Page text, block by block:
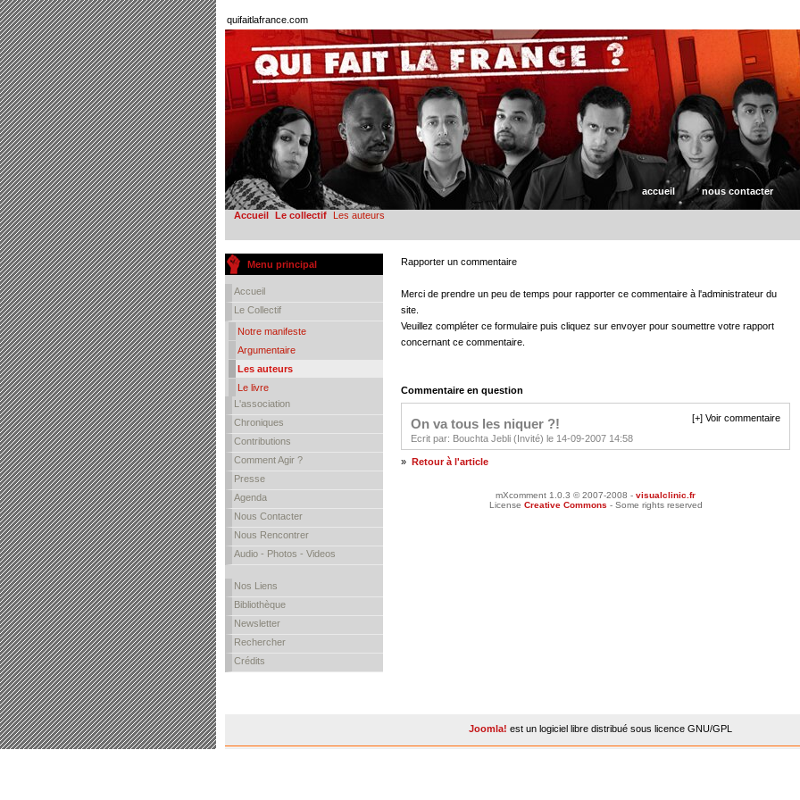
quifaitlafrance.com
accueil nous contacter
Accueil Le collectif Les auteurs
Menu principal
Accueil
Le Collectif
Notre manifeste
Argumentaire
Les auteurs
Le livre
L'association
Chroniques
Contributions
Comment Agir ?
Presse
Agenda
Nous Contacter
Nous Rencontrer
Audio - Photos - Videos
Nos Liens
Bibliothèque
Newsletter
Rechercher
Crédits
Rapporter un commentaire
Merci de prendre un peu de temps pour rapporter ce commentaire à l'administrateur du
site.
Veuillez compléter ce formulaire puis cliquez sur envoyer pour soumettre votre rapport
concernant ce commentaire.
Commentaire en question
[+] Voir commentaire
On va tous les niquer ?!
Ecrit par: Bouchta Jebli (Invité) le 14-09-2007 14:58
» Retour à l'article
mXcomment 1.0.3 © 2007-2008 - visualclinic.fr
License Creative Commons - Some rights reserved
Joomla! est un logiciel libre distribué sous licence GNU/GPL